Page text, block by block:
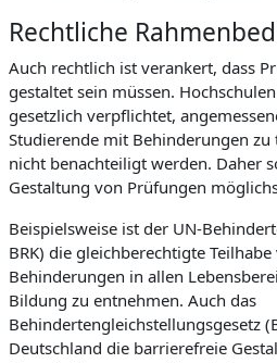
Rechtliche
Auch rechtlich ist verankert, dass
gestaltet sein müssen.
gesetzlich verpflichtet,
Studierende mit Behinderungen
nicht benachteiligt werden. Daher
Gestaltung von Prüfungen
Beispielsweise ist der UN-
BRK) die gleichberechtigte
Behinderungen in allen
Bildung zu entnehmen. Auch das
Behindertengleichstellungsgesetz
Deutschland die barrierefreie